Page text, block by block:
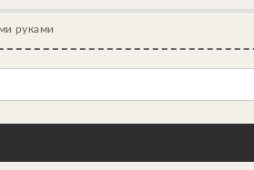
руками